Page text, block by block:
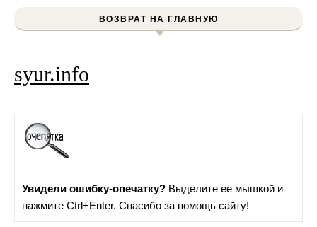
ВОЗВРАТ НА ГЛАВНУЮ
syur.info
Увидели ошибку-опечатку? Выделите ее мышкой и
нажмите Ctrl+Enter. Спасибо за помощь сайту!